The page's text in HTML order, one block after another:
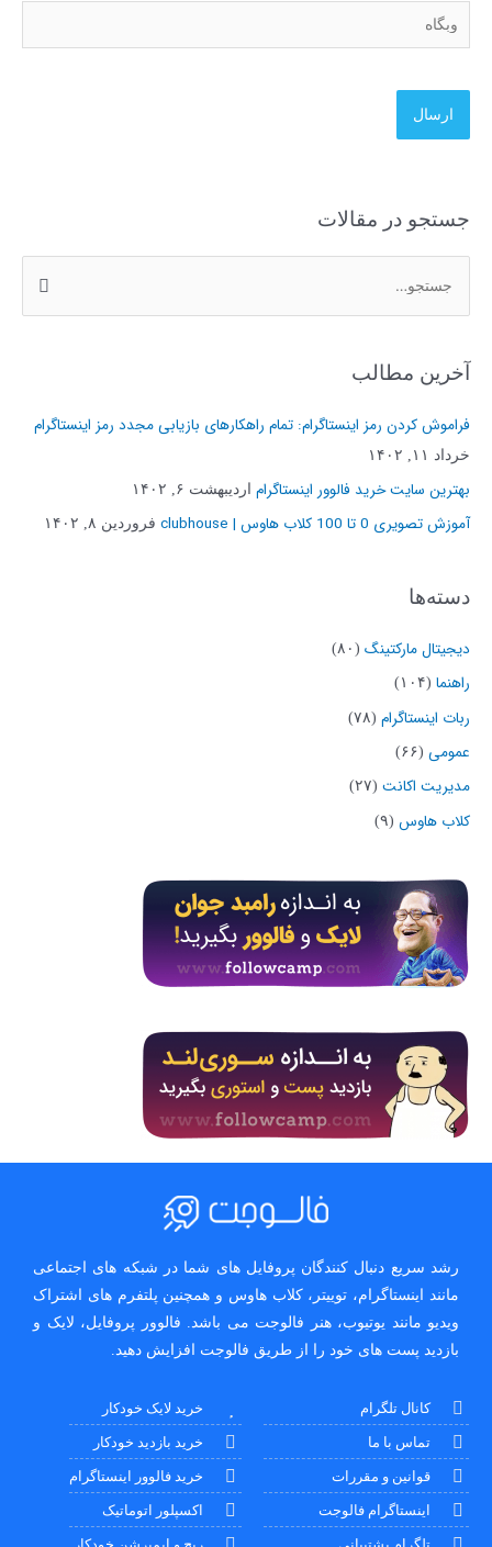
وبگاه
جستجو در مقالات
س
ج
ا
ی
آخرین مطالب
فراموش کردن رمز اینستاگرام: تمام راهکارهای بازیابی مجدد رمز اینستاگرام
خرداد ۱۱, ۱۴۰۲
بهترین سایت خرید فالوور اینستاگرام اردیبهشت ۶, ۱۴۰۲
آموزش تصویری 0 تا 100 کلاب هاوس | clubhouse فروردین ۸, ۱۴۰۲
دسته‌ها
دیجیتال مارکتینگ (۸۰)
راهنما (۱۰۴)
ربات اینستاگرام (۷۸)
عمومی (۶۶)
مدیریت اکانت (۲۷)
کلاب هاوس (۹)
رشد سریع دنبال کنندگان پروفایل های شما در شبکه های اجتماعی
مانند اینستاگرام، توییتر، کلاب هاوس و همچنین پلتفرم های اشتراک
ویدیو مانند یوتیوب، هنر فالوجت می باشد. فالوور پروفایل، لایک و
بازدید پست های خود را از طریق فالوجت افزایش دهید.
کانال تلگرام
تماس با ما
قوانین و مقررات
اینستاگرام فالوجت
خرید لایک خودکار
خرید بازدید خودکار
خرید فالوور اینستاگرام
اکسپلور اتوماتیک